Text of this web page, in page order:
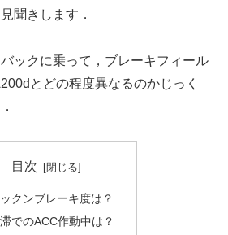
聞きします．
ックに乗って，ブレーキフィール
とどの程度異なるのかじっく
目次
クンブレーキ度は？
でのACC作動中は？